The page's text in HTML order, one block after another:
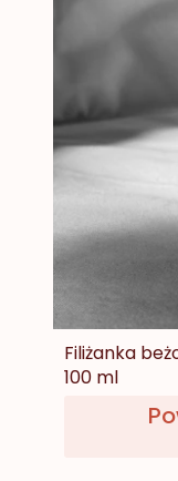
Filiżanka
100 ml